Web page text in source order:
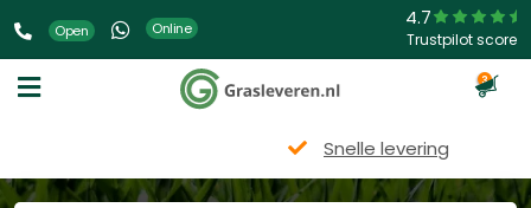
Open Online 4.7
Trustpilot score
3
Snelle levering